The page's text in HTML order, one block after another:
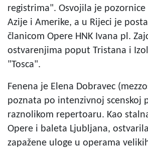
registrima". Osvojila je
Azije i Amerike, a u Rijeci je
članicom Opere HNK Ivana pl.
ostvarenjima poput Tristana i
"Tosca".
Fenena je Elena Dobravec
poznata po intenzivnoj scenskoj
raznolikom repertoaru. Kao
Opere i baleta Ljubljana,
zapažene uloge u operama